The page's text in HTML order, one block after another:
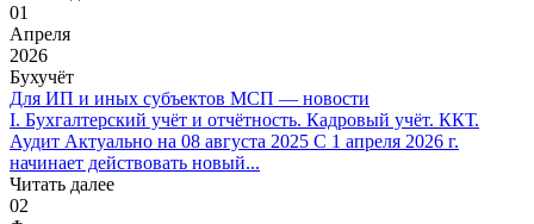
01
Апреля
2026
Бухучёт
Для ИП и иных субъектов МСП — новости
I. Бухгалтерский учёт и отчётность. Кадровый учёт. ККТ.
Аудит Актуально на 08 августа 2025 С 1 апреля 2026 г.
начинает действовать новый...
Читать далее
02